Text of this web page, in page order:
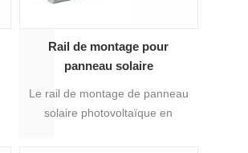
Rail de montage pour
panneau solaire
AS-R-23
Le rail de montage de panneau
solaire photovoltaïque en